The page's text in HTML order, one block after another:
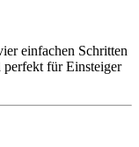
einfachen Schritten
für Einsteiger